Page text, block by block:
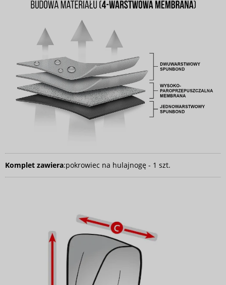
Komplet zawiera:pokrowiec na hulajnogę - 1 szt.